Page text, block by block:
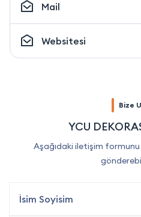
Mail
Websitesi
Bize
YCU
Aşağıdaki iletişim